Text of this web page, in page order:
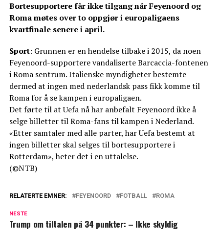
Bortesupportere får ikke tilgang når Feyenoord og
Roma møtes over to oppgjør i europaligaens
kvartfinale senere i april.
Sport: Grunnen er en hendelse tilbake i 2015, da noen
Feyenoord-supportere vandaliserte Barcaccia-fontenen
i Roma sentrum. Italienske myndigheter bestemte
dermed at ingen med nederlandsk pass fikk komme til
Roma for å se kampen i europaligaen.
Det førte til at Uefa nå har anbefalt Feyenoord ikke å
selge billetter til Roma-fans til kampen i Nederland.
«Etter samtaler med alle parter, har Uefa bestemt at
ingen billetter skal selges til bortesupportere i
Rotterdam», heter det i en uttalelse.
(©NTB)
RELATERTE EMNER: FEYENOORD FOTBALL ROMA
NESTE
Trump om tiltalen på 34 punkter: – Ikke skyldig